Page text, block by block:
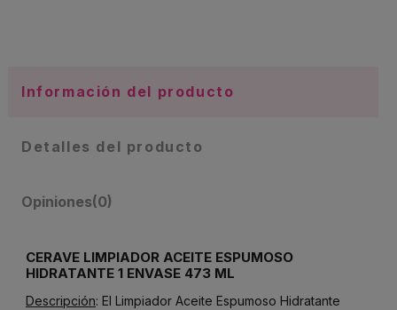
Información del producto
Detalles del producto
Opiniones(0)
CERAVE LIMPIADOR ACEITE ESPUMOSO
HIDRATANTE 1 ENVASE 473 ML
Descripción: El Limpiador Aceite Espumoso Hidratante